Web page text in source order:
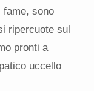
fame, sono
ripercuote sul
pronti a
uccello